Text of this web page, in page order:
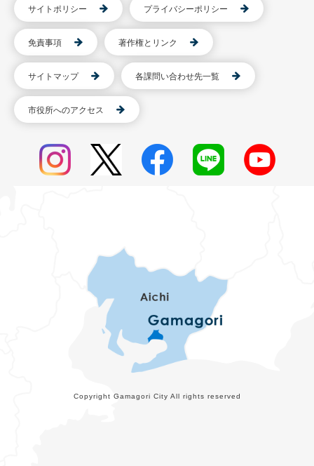
サイトポリシー プライバシーポリシー
免責事項 著作権とリンク
サイトマップ 各課問い合わせ先一覧
市役所へのアクセス
Copyright Gamagori City All rights reserved